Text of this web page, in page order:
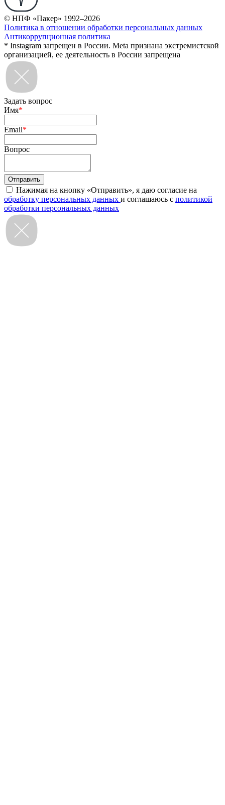
© НПФ «Пакер» 1992–2026
Политика в отношении обработки персональных данных
Антикоррупционная политика
* Instagram запрещен в России. Meta признана экстремистской
организацией, ее деятельность в России запрещена
Задать вопрос
Имя*
Email*
Вопрос
Нажимая на кнопку «Отправить», я даю согласие на
обработку персональных данных и соглашаюсь с политикой
обработки персональных данных